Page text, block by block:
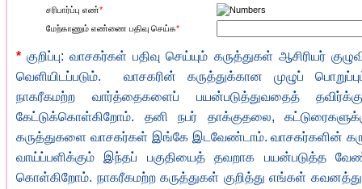
சரிபார்ப்பு எண்*
மேற்காணும் எண்ணை பதிவு செய்க*
* குறிப்பு: வாசகர்கள் பதிவு செய்யும் கருத்துகள் ஆசிரியர்
வெளியிடப்படும். வாசகரின் கருத்துக்கான முழுப்
நாகரீகமற்ற வார்த்தைகளைப் பயன்படுத்துவதைத்
கேட்டுக்கொள்கிறோம். தனி நபர் தாக்குதலை,
கருத்துகளை வாசகர்கள் இங்கே இடவேண்டாம். வாசகர்களின்
வாய்ப்பளிக்கும் இந்தப் பகுதியைத் தவறாக பயன்படுத்த
கொள்கிறோம். நாகரீகமற்ற கருத்துகள் குறித்து எங்கள்